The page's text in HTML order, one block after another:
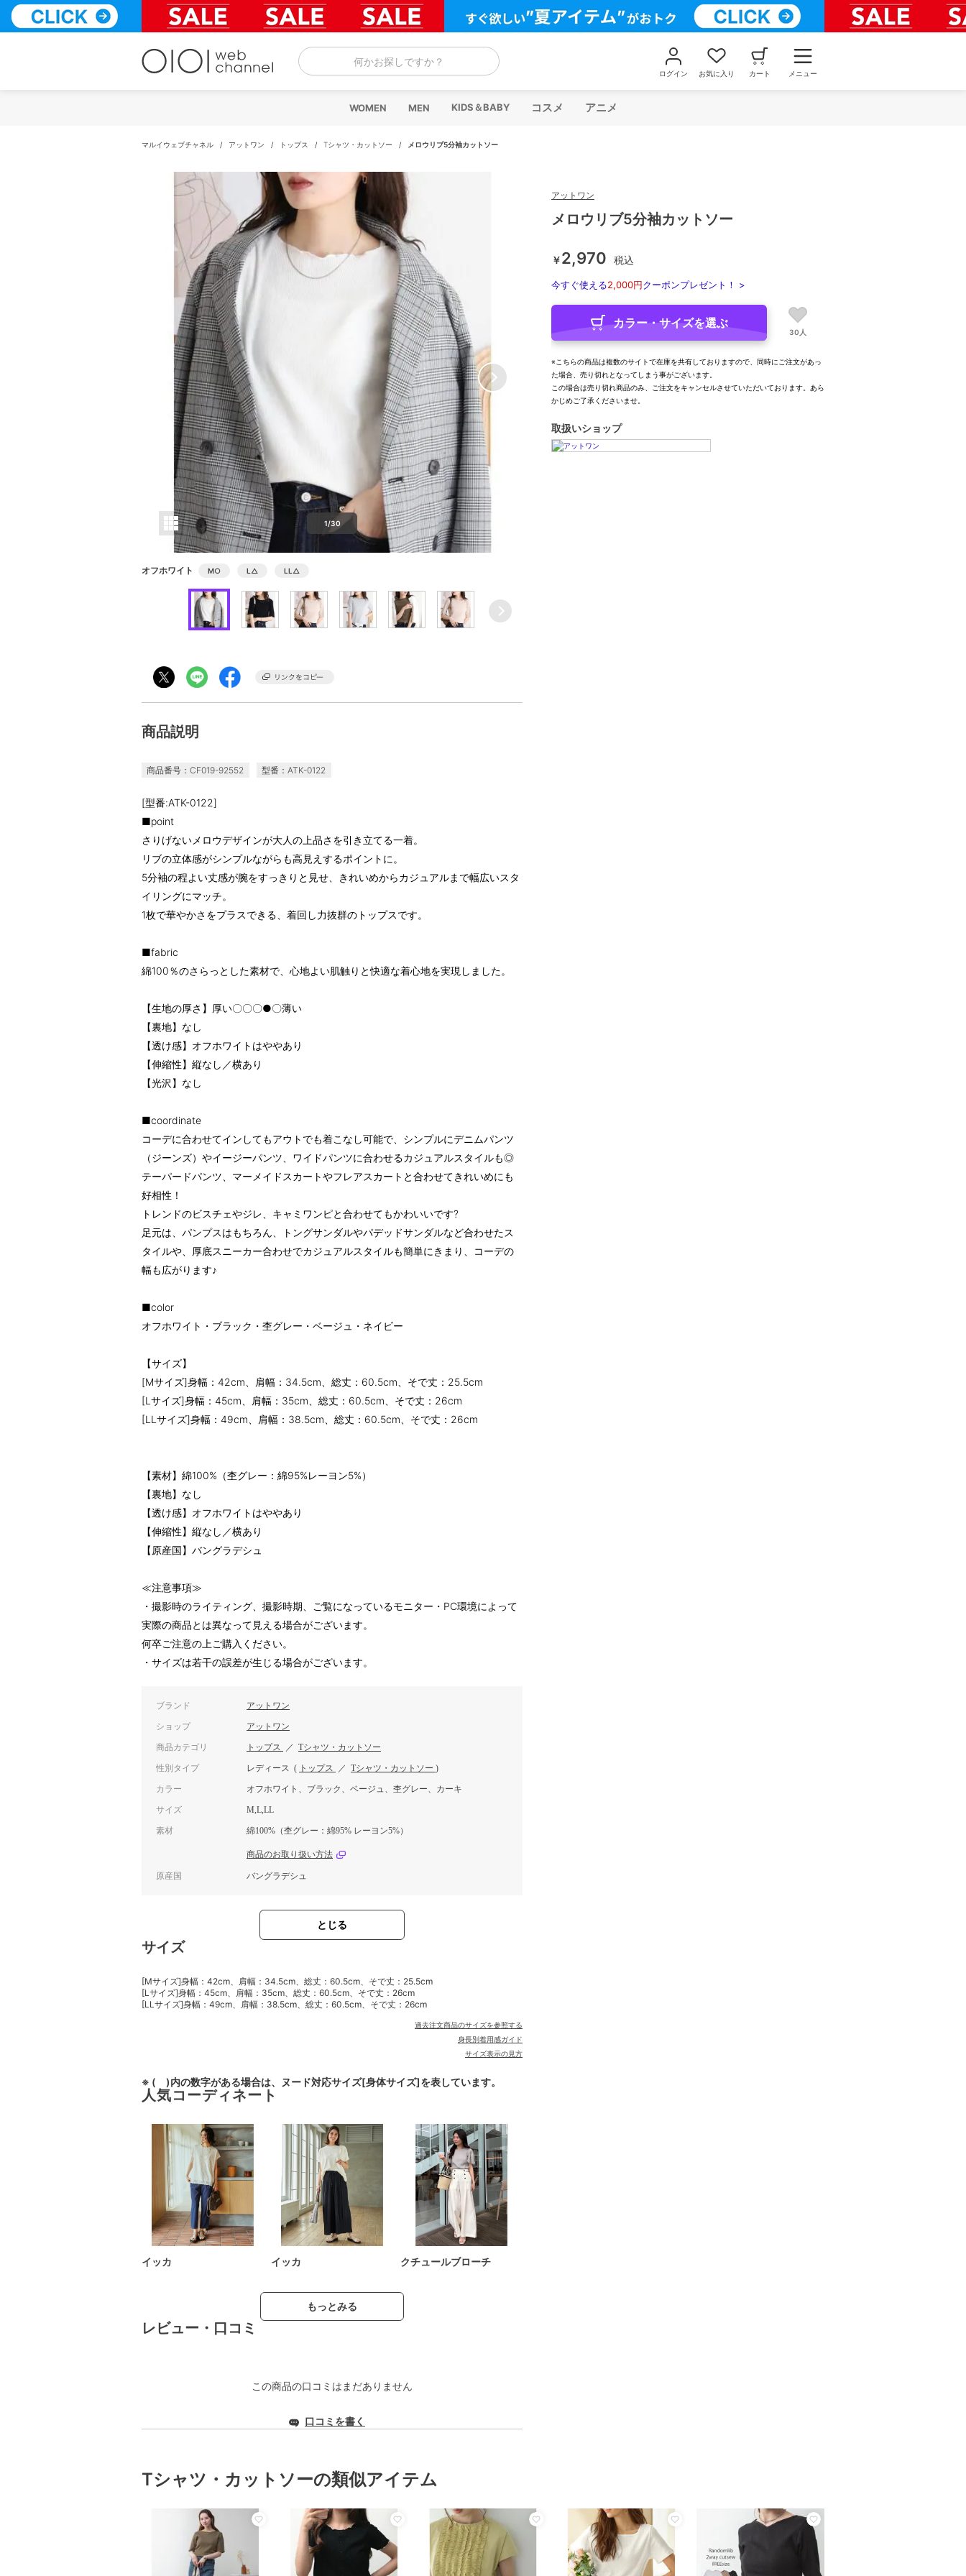
テ
何かお探しですか？
ログイン お気に入り カート メニュー
WOMEN MEN KIDS＆BABY コスメ アニメ
マルイウェブチャネル / アットワン / トップス / Tシャツ・カットソー / メロウリブ5分袖カットソー
1/30
オフホワイト M○ L △ LL △
商品説明
商品番号：CF019-92552 型番：ATK-0122
[型番:ATK-0122]
■point
さりげないメロウデザインが大人の上品さを引き立てる一着。
リブの立体感がシンプルながらも高見えするポイントに。
5分袖の程よい丈感が腕をすっきりと見せ、きれいめからカジュアルまで幅広いスタ
イリングにマッチ。
1枚で華やかさをプラスできる、着回し力抜群のトップスです。
■fabric
綿100％のさらっとした素材で、心地よい肌触りと快適な着心地を実現しました。
【生地の厚さ】厚い〇〇〇●〇薄い
【裏地】なし
【透け感】オフホワイトはややあり
【伸縮性】縦なし／横あり
【光沢】なし
■coordinate
コーデに合わせてインしてもアウトでも着こなし可能で、シンプルにデニムパンツ
（ジーンズ）やイージーパンツ、ワイドパンツに合わせるカジュアルスタイルも◎
テーパードパンツ、マーメイドスカートやフレアスカートと合わせてきれいめにも
好相性！
トレンドのビスチェやジレ、キャミワンピと合わせてもかわいいです?
足元は、パンプスはもちろん、トングサンダルやパデッドサンダルなど合わせたス
タイルや、厚底スニーカー合わせでカジュアルスタイルも簡単にきまり、コーデの
幅も広がります♪
■color
オフホワイト・ブラック・杢グレー・ベージュ・ネイビー
【サイズ】
[Mサイズ]身幅：42cm、肩幅：34.5cm、総丈：60.5cm、そで丈：25.5cm
[Lサイズ]身幅：45cm、肩幅：35cm、総丈：60.5cm、そで丈：26cm
[LLサイズ]身幅：49cm、肩幅：38.5cm、総丈：60.5cm、そで丈：26cm
【素材】綿100%（杢グレー：綿95%レーヨン5%）
【裏地】なし
【透け感】オフホワイトはややあり
【伸縮性】縦なし／横あり
【原産国】バングラデシュ
≪注意事項≫
・撮影時のライティング、撮影時期、ご覧になっているモニター・PC環境によって
実際の商品とは異なって見える場合がございます。
何卒ご注意の上ご購入ください。
・サイズは若干の誤差が生じる場合がございます。
ブランド アットワン
ショップ アットワン
商品カテゴリ トップス ／ Tシャツ・カットソー
性別タイプ レディース ( トップス ／ Tシャツ・カットソー )
カラー オフホワイト、ブラック、ベージュ、杢グレー、カーキ
サイズ M,L,LL
素材 綿100%（杢グレー：綿95% レーヨン5%）
商品のお取り扱い方法
原産国 バングラデシュ
とじる
サイズ
[Mサイズ]身幅：42cm、肩幅：34.5cm、総丈：60.5cm、そで丈：25.5cm
[Lサイズ]身幅：45cm、肩幅：35cm、総丈：60.5cm、そで丈：26cm
[LLサイズ]身幅：49cm、肩幅：38.5cm、総丈：60.5cm、そで丈：26cm
過去注文商品のサイズを参照する
身長別着用感ガイド
サイズ表示の見方
※ ( )内の数字がある場合は、ヌード対応サイズ[身体サイズ]を表しています。
人気コーディネート
イッカ イッカ クチュールブローチ
もっとみる
レビュー・口コミ
この商品の口コミはまだありません
口コミを書く
アットワン
メロウリブ5分袖カットソー
￥2,970 税込
今すぐ使える2,000円クーポンプレゼント！ >
カラー・サイズを選ぶ
30人
※こちらの商品は複数のサイトで在庫を共有しておりますので、同時にご注文があっ
た場合、売り切れとなってしまう事がございます。
この場合は売り切れ商品のみ、ご注文をキャンセルさせていただいております。あら
かじめご了承くださいませ。
取扱いショップ
Tシャツ・カットソーの類似アイテム